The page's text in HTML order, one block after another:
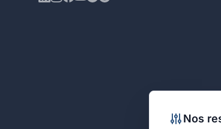
Nos